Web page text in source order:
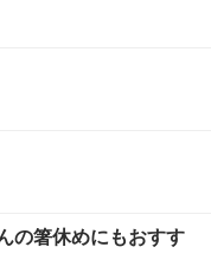
の箸休めにもおすす